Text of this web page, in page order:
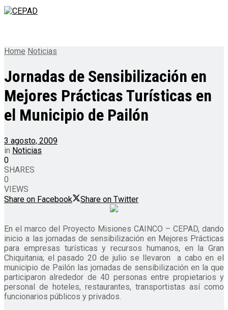
Home Noticias
Jornadas de Sensibilización en
Mejores Prácticas Turísticas en
el Municipio de Pailón
3 agosto, 2009
in Noticias
0
SHARES
0
VIEWS
Share on Facebook
Share on Twitter
En el marco del Proyecto Misiones CAINCO – CEPAD, dando
inicio a las jornadas de sensibilización en Mejores Prácticas
para empresas turísticas y recursos humanos, en la Gran
Chiquitania; el pasado 20 de julio se llevaron a cabo en el
municipio de Pailón las jornadas de sensibilización en la que
participaron alrededor de 40 personas entre propietarios y
personal de hoteles, restaurantes, transportistas así como
funcionarios públicos y privados.